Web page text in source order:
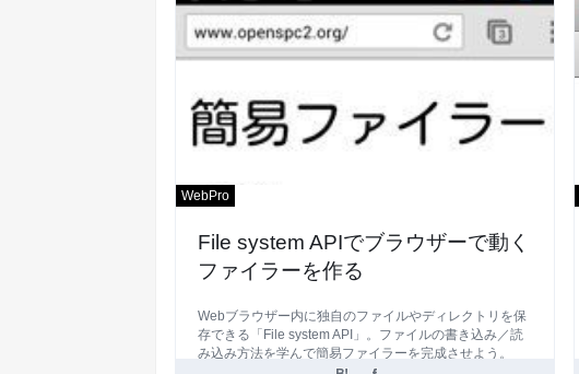
WebPro
File system APIでブラウザーで動く
ファイラーを作る
Webブラウザー内に独自のファイルやディレクトリを保
存できる「File system API」。ファイルの書き込み／読
み込み方法を学んで簡易ファイラーを完成させよう。